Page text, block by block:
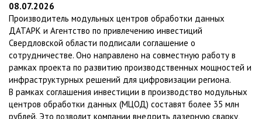
08.07.2026
Производитель модульных центров обработки данных
ДАТАРК и Агентство по привлечению инвестиций
Свердловской области подписали соглашение о
сотрудничестве. Оно направлено на совместную работу в
рамках проекта по развитию производственных мощностей и
инфраструктурных решений для цифровизации региона.
В рамках соглашения инвестиции в производство модульных
центров обработки данных (МЦОД) составят более 35 млн
рублей. Это позволит компании внедрить лазерную сварку,